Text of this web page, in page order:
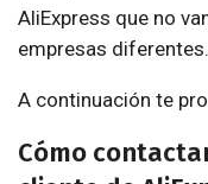
AliExpress que no
empresas diferentes.
A continuación te
Cómo